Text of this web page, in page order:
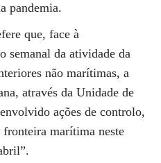
pandemia.
que, face à
semanal da atividade da
não marítimas, a
através da Unidade de
ações de controlo,
marítima neste